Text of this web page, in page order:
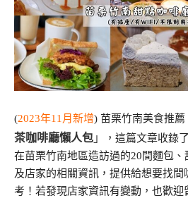
(2023年11月新增) 苗栗竹南美食推薦
茶咖啡廳懶人包」 ，這篇文章收錄
在苗栗竹南地區造訪過的20間麵包
及店家的相關資訊，提供給想要找
考！若發現店家資訊有變動，也歡迎